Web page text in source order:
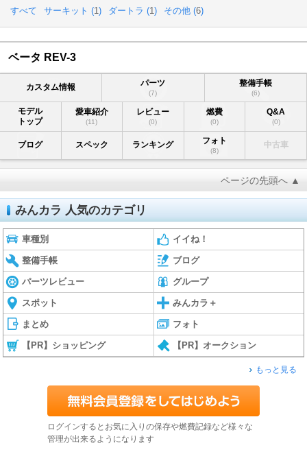
すべて サーキット (1 ) ダートラ (1 ) その他 (6)
ベータ REV-3
カスタム情報 パーツ
(7)
整備手帳
(6)
モデル
トップ
愛車紹介
(11)
レビュー
(0)
燃費
(0)
Q&A
(0)
ブログ スペック ランキング フォト
(8)
中古車
ページの先頭へ ▲
みんカラ 人気のカテゴリ
車種別 イイね！
整備手帳 ブログ
パーツレビュー グループ
スポット みんカラ＋
まとめ フォト
【PR】ショッピング 【PR】オークション
もっと見る
ログインするとお気に入りの保存や燃費記録など様々な
管理が出来るようになります